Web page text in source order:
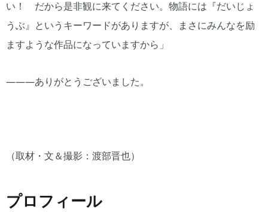
い！ だから是非観に来てください。物語には『だいじょ
うぶ』というキーワードがありますが、まさにみんなを励
ますような作品になっていますから」
―――ありがとうございました。
（取材・文＆撮影：渡部晋也）
プロフィール